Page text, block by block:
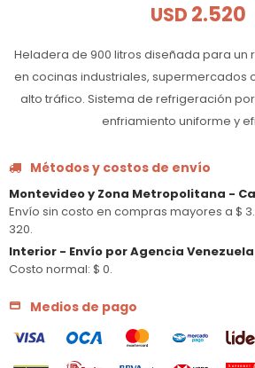
USD 2.520
Heladera de 900 litros diseñada para un
en cocinas industriales, supermercados
alto tráfico. Sistema de refrigeración
enfriamiento uniforme y
Métodos y costos de envío
Montevideo y Zona Metropolitana -
Envío sin costo en compras mayores a $
320.
Interior - Envío por Agencia Venezuela
Costo normal: $ 0.
Medios de pago